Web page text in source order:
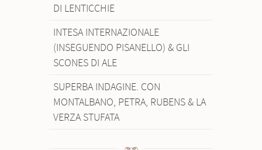
DI LENTICCHIE
INTESA INTERNAZIONALE
(INSEGUENDO PISANELLO) & GLI
SCONES DI ALE
SUPERBA INDAGINE. CON
MONTALBANO, PETRA, RUBENS & LA
VERZA STUFATA